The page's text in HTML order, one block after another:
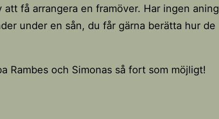
att få arrangera en framöver. Har ingen aning
under en sån, du får gärna berätta hur de
Rambes och Simonas så fort som möjligt!